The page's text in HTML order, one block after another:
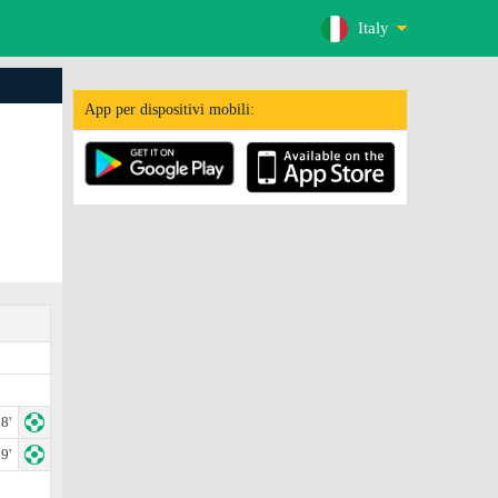
Italy
App per dispositivi mobili: